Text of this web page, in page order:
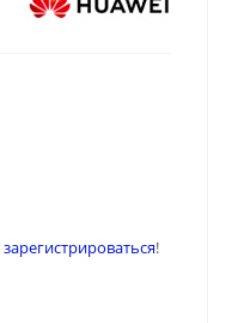
зарегистрироваться!